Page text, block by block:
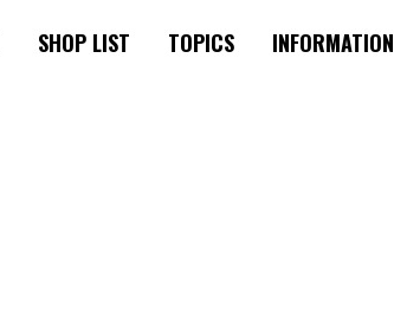
SHOP LIST TOPICS INFORMATION